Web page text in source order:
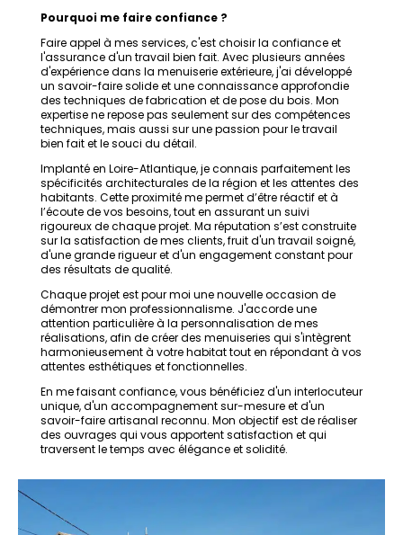
Pourquoi me faire confiance ?
Faire appel à mes services, c'est choisir la confiance et
l'assurance d'un travail bien fait. Avec plusieurs années
d'expérience dans la menuiserie extérieure, j'ai développé
un savoir-faire solide et une connaissance approfondie
des techniques de fabrication et de pose du bois. Mon
expertise ne repose pas seulement sur des compétences
techniques, mais aussi sur une passion pour le travail
bien fait et le souci du détail.
Implanté en Loire-Atlantique, je connais parfaitement les
spécificités architecturales de la région et les attentes des
habitants. Cette proximité me permet d’être réactif et à
l’écoute de vos besoins, tout en assurant un suivi
rigoureux de chaque projet. Ma réputation s’est construite
sur la satisfaction de mes clients, fruit d'un travail soigné,
d'une grande rigueur et d'un engagement constant pour
des résultats de qualité.
Chaque projet est pour moi une nouvelle occasion de
démontrer mon professionnalisme. J'accorde une
attention particulière à la personnalisation de mes
réalisations, afin de créer des menuiseries qui s'intègrent
harmonieusement à votre habitat tout en répondant à vos
attentes esthétiques et fonctionnelles.
En me faisant confiance, vous bénéficiez d'un interlocuteur
unique, d'un accompagnement sur-mesure et d'un
savoir-faire artisanal reconnu. Mon objectif est de réaliser
des ouvrages qui vous apportent satisfaction et qui
traversent le temps avec élégance et solidité.